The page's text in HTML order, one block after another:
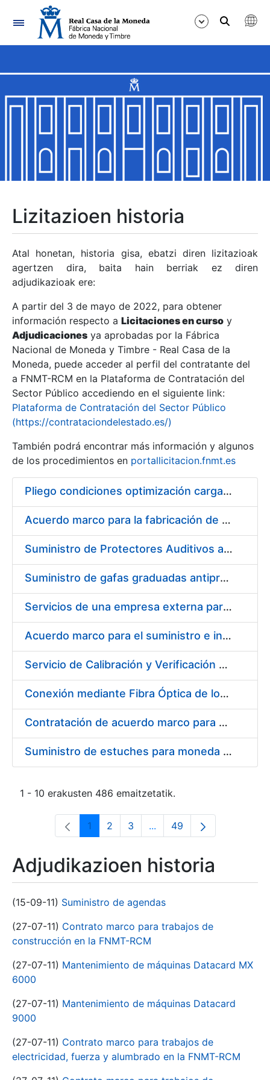
Nabigazioa
Erakutsi/Ezkutatu
Erakutsi/Ezkutatu
Erakutsi/Ezkutatu
Erakutsi/Ezkutatu
Erakutsi/Ezkutatu
Erakutsi/Ezkutatu
Erakutsi/Ezkutatu
Erakutsi/Ezkutatu
Lizitazioen historia
Atal honetan, historia gisa, ebatzi diren lizitazioak
agertzen dira, baita hain berriak ez diren
adjudikazioak ere:
A partir del 3 de mayo de 2022, para obtener
información respecto a Licitaciones en curso y
Adjudicaciones ya aprobadas por la Fábrica
Nacional de Moneda y Timbre - Real Casa de la
Moneda, puede acceder al perfil del contratante del
a FNMT-RCM en la Plataforma de Contratación del
Sector Público accediendo en el siguiente link:
Plataforma de Contratación del Sector Público
(https://contrataciondelestado.es/)
También podrá encontrar más información y algunos
de los procedimientos en portallicitacion.fnmt.es
Pliego condiciones optimización cargas compras firmado
Acuerdo marco para la fabricación de piezas
Suministro de Protectores Auditivos a medida para las personas trabajadoras de los Centros de Trabajo de Madrid y Burgos
Suministro de gafas graduadas antiproyecciones para los trabajadores de la FNMT-RCM en los centros de trabajo de Madrid y Burgos
Servicios de una empresa externa para el asesoramiento y resolución de los recursos de alzada que se presentan relacionados con procesos de selección para la FNMT-RCM
Acuerdo marco para el suministro e instalación de persianas, estores y otros complementos
Servicio de Calibración y Verificación Externa de los Equipos de Medición del Servicio de Prevención de la FNMT-RCM
Conexión mediante Fibra Óptica de los Centros de Proceso de Datos (CPDs) de las sedes de la FNMT-RCM de Burgos y Madrid
Contratación de acuerdo marco para el Suministro de Material de Electricidad para la Fábrica Nacional de Moneda y Timbre-Real Casa de la Moneda en su centro de trabajo de Burgos
Suministro de estuches para moneda de 30 €
1 - 10 erakusten 486 emaitzetatik.
Orrialdea
1 Orrialdea
2 Orrialdea
3 ...Intermediate Pages Use
Orrialdea
49
Adjudikazioen historia
(15-09-11) Suministro de agendas
(27-07-11) Contrato marco para trabajos de
construcción en la FNMT-RCM
(27-07-11) Mantenimiento de máquinas Datacard MX
6000
(27-07-11) Mantenimiento de máquinas Datacard
9000
(27-07-11) Contrato marco para trabajos de
electricidad, fuerza y alumbrado en la FNMT-RCM